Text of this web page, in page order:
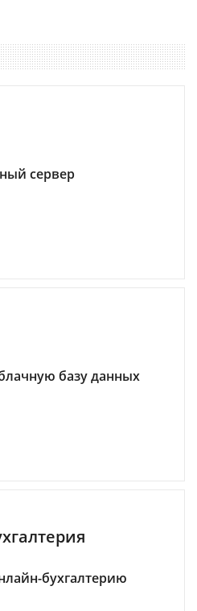
сервер
базу данных
бухгалтерию